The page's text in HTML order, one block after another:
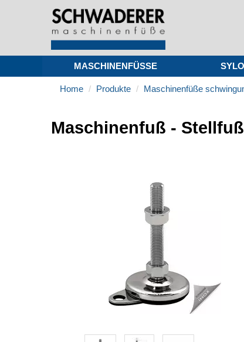
MASCHINENFÜSSE
Home Produkte Maschinenfüße
Maschinenfuß -